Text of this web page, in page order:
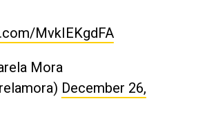
MvkIEKgdFA
Mora
December 26,